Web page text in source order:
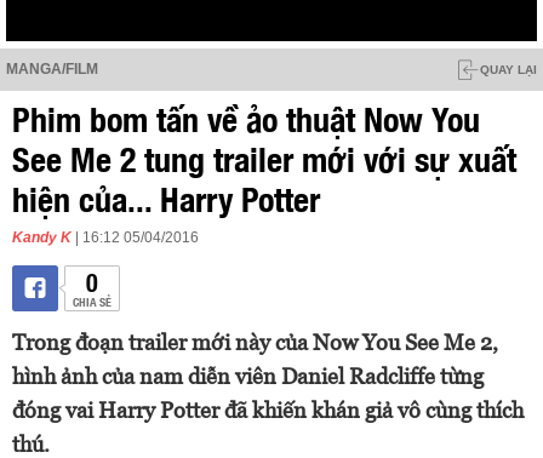
MANGA/FILM QUAY LẠI
Phim bom tấn về ảo thuật Now You
See Me 2 tung trailer mới với sự xuất
hiện của... Harry Potter
Kandy K | 16:12 05/04/2016
0
CHIA SẺ
Trong đoạn trailer mới này của Now You See Me 2,
hình ảnh của nam diễn viên Daniel Radcliffe từng
đóng vai Harry Potter đã khiến khán giả vô cùng thích
thú.